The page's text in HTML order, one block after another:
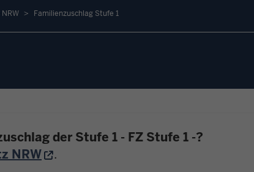
Familienzuschlag Stufe 1
der Stufe 1 - FZ Stufe 1 -?
NRW
.